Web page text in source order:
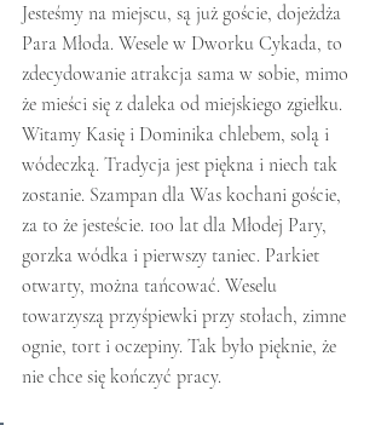
Jesteśmy na miejscu, są już goście, dojeżdża
Para Młoda. Wesele w Dworku Cykada, to
zdecydowanie atrakcja sama w sobie, mimo
że mieści się z daleka od miejskiego zgiełku.
Witamy Kasię i Dominika chlebem, solą i
wódeczką. Tradycja jest piękna i niech tak
zostanie. Szampan dla Was kochani goście,
za to że jesteście. 100 lat dla Młodej Pary,
gorzka wódka i pierwszy taniec. Parkiet
otwarty, można tańcować. Weselu
towarzyszą przyśpiewki przy stołach, zimne
ognie, tort i oczepiny. Tak było pięknie, że
nie chce się kończyć pracy.